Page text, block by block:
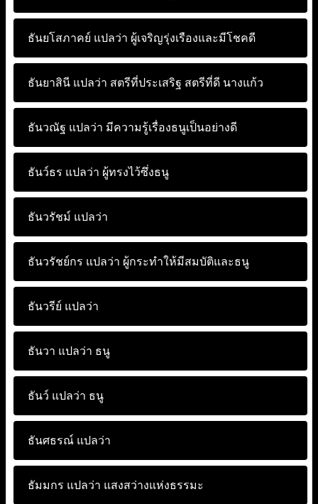
ธันยโสภาคย์ แปลว่า ผู้เจริญรุ่งเรืองและมีโชคดี
ธันยาสินี แปลว่า สตรีที่ประเสริฐ สตรีที่ดี นางแก้ว
ธันวณัฐ แปลว่า มีความรู้เรื่องธนูเป็นอย่างดี
ธันว์ธร แปลว่า ผู้ทรงไว้ซึ่งธนู
ธันวรัชม์ แปลว่า
ธันวรัชย์กร แปลว่า ผู้กระทำให้มีสมบัติและธนู
ธันวรีย์ แปลว่า
ธันวา แปลว่า ธนู
ธันว์ แปลว่า ธนู
ธันศธรณ์ แปลว่า
ธัมมกร แปลว่า แสงสว่างแห่งธรรมะ